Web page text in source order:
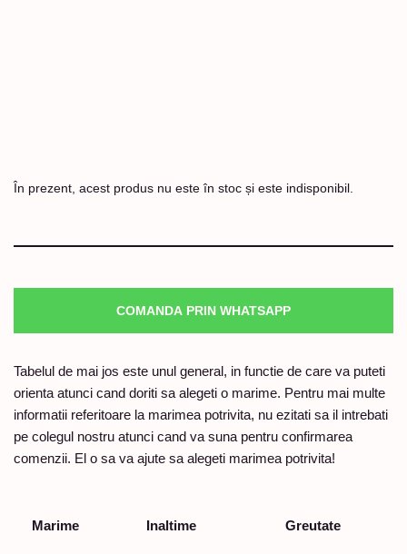
În prezent, acest produs nu este în stoc și este indisponibil.
COMANDA PRIN WHATSAPP
Tabelul de mai jos este unul general, in functie de care va puteti
orienta atunci cand doriti sa alegeti o marime. Pentru mai multe
informatii referitoare la marimea potrivita, nu ezitati sa il intrebati
pe colegul nostru atunci cand va suna pentru confirmarea
comenzii. El o sa va ajute sa alegeti marimea potrivita!
Marime Inaltime Greutate